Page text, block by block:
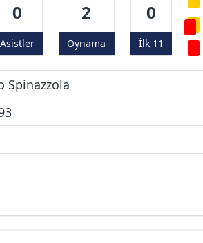
0
Asistler
2
Oynama
0
İlk 11
Spinazzola